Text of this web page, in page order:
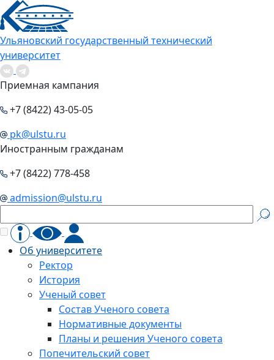
Ульяновский государственный технический
университет
Приемная кампания
+7 (8422) 43-05-05
pk@ulstu.ru
Иностранным гражданам
+7 (8422) 778-458
admission@ulstu.ru
Об университете
Ректор
История
Ученый совет
Состав Ученого совета
Нормативные документы
Планы и решения Ученого совета
Попечительский совет